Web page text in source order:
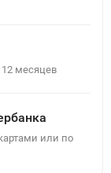
12 месяцев
или по